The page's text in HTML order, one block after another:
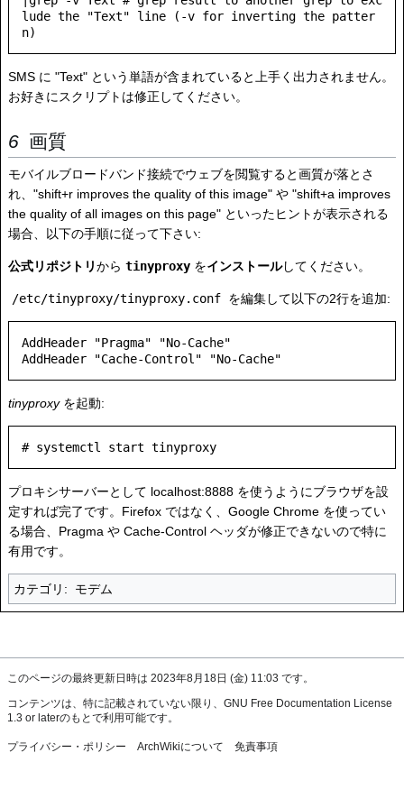
lude the "Text" line (-v for inverting the patter
SMS に "Text" という単語が含まれていると上手く出力されません。
お好きにスクリプトは修正してください。
画質
モバイルブロードバンド接続でウェブを閲覧すると画質が落とさ
れ、"shift+r improves the quality of this image" や "shift+a improves
the quality of all images on this page" といったヒントが表示される
場合、以下の手順に従って下さい:
公式リポジトリから tinyproxy をインストールしてください。
/etc/tinyproxy/tinyproxy.conf を編集して以下の2行を追加:
AddHeader "Pragma" "No-Cache"
tinyproxyを起動:
プロキシサーバーとして localhost:8888 を使うようにブラウザを設
定すれば完了です。Firefox ではなく、Google Chrome を使ってい
る場合、Pragma や Cache-Control ヘッダが修正できないので特に
有用です。
カテゴリ : モデム
このページの最終更新日時は 2023年8月18日 (金) 11:03 です。
コンテンツは、特に記載されていない限り、 GNU Free Documentation License
1.3 or laterのもとで利用可能です。
プライバシー・ポリシー ArchWikiについて 免責事項